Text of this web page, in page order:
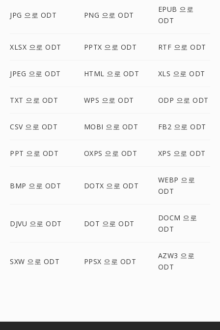
JPG 으로 ODT PNG 으로 ODT
EPUB 으로
ODT
XLSX 으로 ODT PPTX 으로 ODT RTF 으로 ODT
JPEG 으로 ODT HTML 으로 ODT XLS 으로 ODT
TXT 으로 ODT WPS 으로 ODT ODP 으로 ODT
CSV 으로 ODT MOBI 으로 ODT FB2 으로 ODT
PPT 으로 ODT OXPS 으로 ODT XPS 으로 ODT
BMP 으로 ODT DOTX 으로 ODT
WEBP 으로
ODT
DJVU 으로 ODT DOT 으로 ODT
DOCM 으로
ODT
SXW 으로 ODT PPSX 으로 ODT
AZW3 으로
ODT